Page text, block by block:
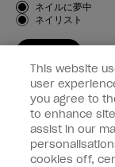
お客様のタイプ
ネイルに夢中
ネイリスト
OPI
個人情報の取り扱い
This website
user
you agree to
to enhance
assist in our
cookies off,